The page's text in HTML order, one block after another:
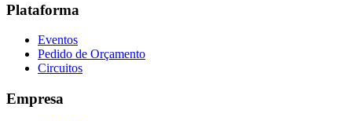
Plataforma
Eventos
Pedido de Orçamento
Circuitos
Empresa